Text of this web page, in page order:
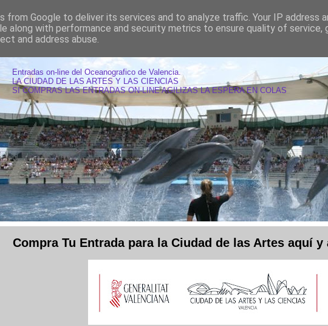
Entradas on-line del Oceanografico de Valencia.
LA CIUDAD DE LAS ARTES Y LAS CIENCIAS
SI COMPRAS LAS ENTRADAS ON-LINE AGILIZAS LA ESPERA EN COLAS
Compra Tu Entrada para la Ciudad de las Artes aquí
from Google to deliver its services and to analyze traffic. Your IP address
along with performance and security metrics to ensure quality of service,
and address abuse.